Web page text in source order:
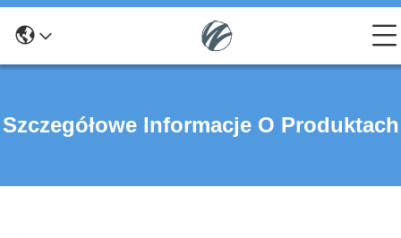
Szczegółowe Informacje O Produktach